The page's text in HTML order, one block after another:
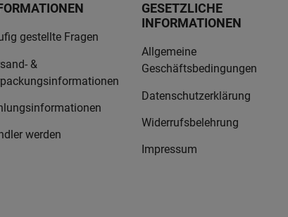
gestellte Fragen
&
werden
GESETZLICHE
INFORMATIONEN
Allgemeine
Geschäftsbedingungen
Datenschutzerklärung
Widerrufsbelehrung
Impressum